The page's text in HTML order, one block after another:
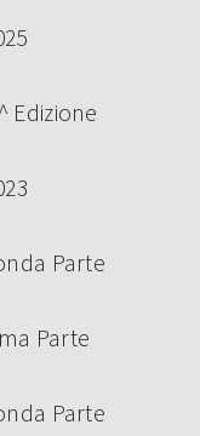
Edizione
Parte
Parte
Parte